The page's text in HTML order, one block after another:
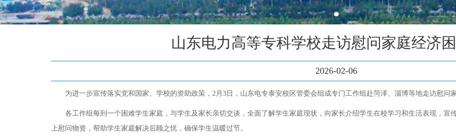
山东电力高等专科学校走访慰问家庭经济
2026-02-06
为进一步宣传落实党和国家、学校的资助政策，2月3日，山东电专泰安校区管委会组成专门工作组赴菏泽、淄博等地走访慰问
各工作组每到一个困难学生家庭，与学生及家长亲切交谈，全面了解学生家庭现状，向家长介绍学生在校学习和生活表现，宣
上慰问物资，帮助学生家庭解决后顾之忧，确保学生温暖过节。